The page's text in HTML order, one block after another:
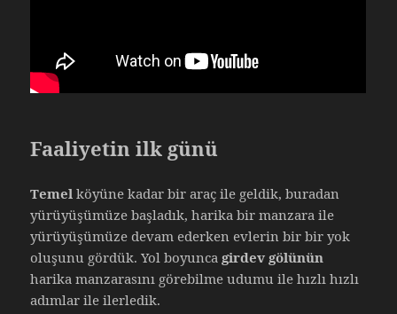
Faaliyetin ilk günü
Temelköyüne kadar bir araç ile geldik, buradan
yürüyüşümüze başladık, harika bir manzara ile
yürüyüşümüze devam ederken evlerin bir bir yok
oluşunu gördük. Yol boyuncagirdev gölünün
harika manzarasını görebilme udumu ile hızlı hızlı
adımlar ile ilerledik.